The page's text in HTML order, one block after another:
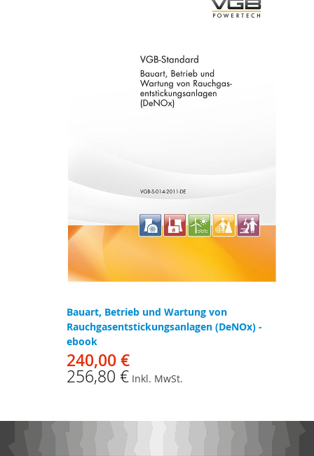
Bauart, Betrieb und Wartung von
Rauchgasentstickungsanlagen (DeNOx) -
ebook
240,00 €
256,80 € Inkl. MwSt.